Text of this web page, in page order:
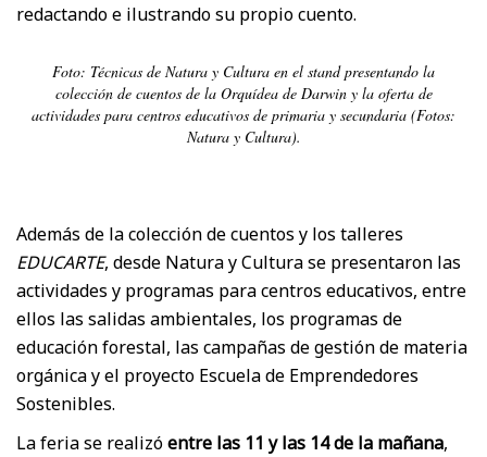
redactando e ilustrando su propio cuento.
Foto: Técnicas de Natura y Cultura en el stand presentando la
colección de cuentos de la Orquídea de Darwin y la oferta de
actividades para centros educativos de primaria y secundaria (Fotos:
Natura y Cultura).
Además de la colección de cuentos y los talleres
EDUCARTE, desde Natura y Cultura se presentaron las
actividades y programas para centros educativos, entre
ellos las salidas ambientales, los programas de
educación forestal, las campañas de gestión de materia
orgánica y el proyecto Escuela de Emprendedores
Sostenibles.
La feria se realizóentre las 11 y las 14 de la mañana,